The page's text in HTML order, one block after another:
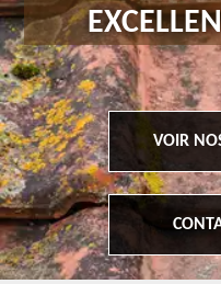
VOIR